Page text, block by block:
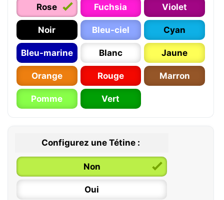
Rose Fuchsia Violet
Noir Bleu-ciel Cyan
Bleu-marine Blanc Jaune
Orange Rouge Marron
Pomme Vert
Configurez une Tétine :
Non
Oui